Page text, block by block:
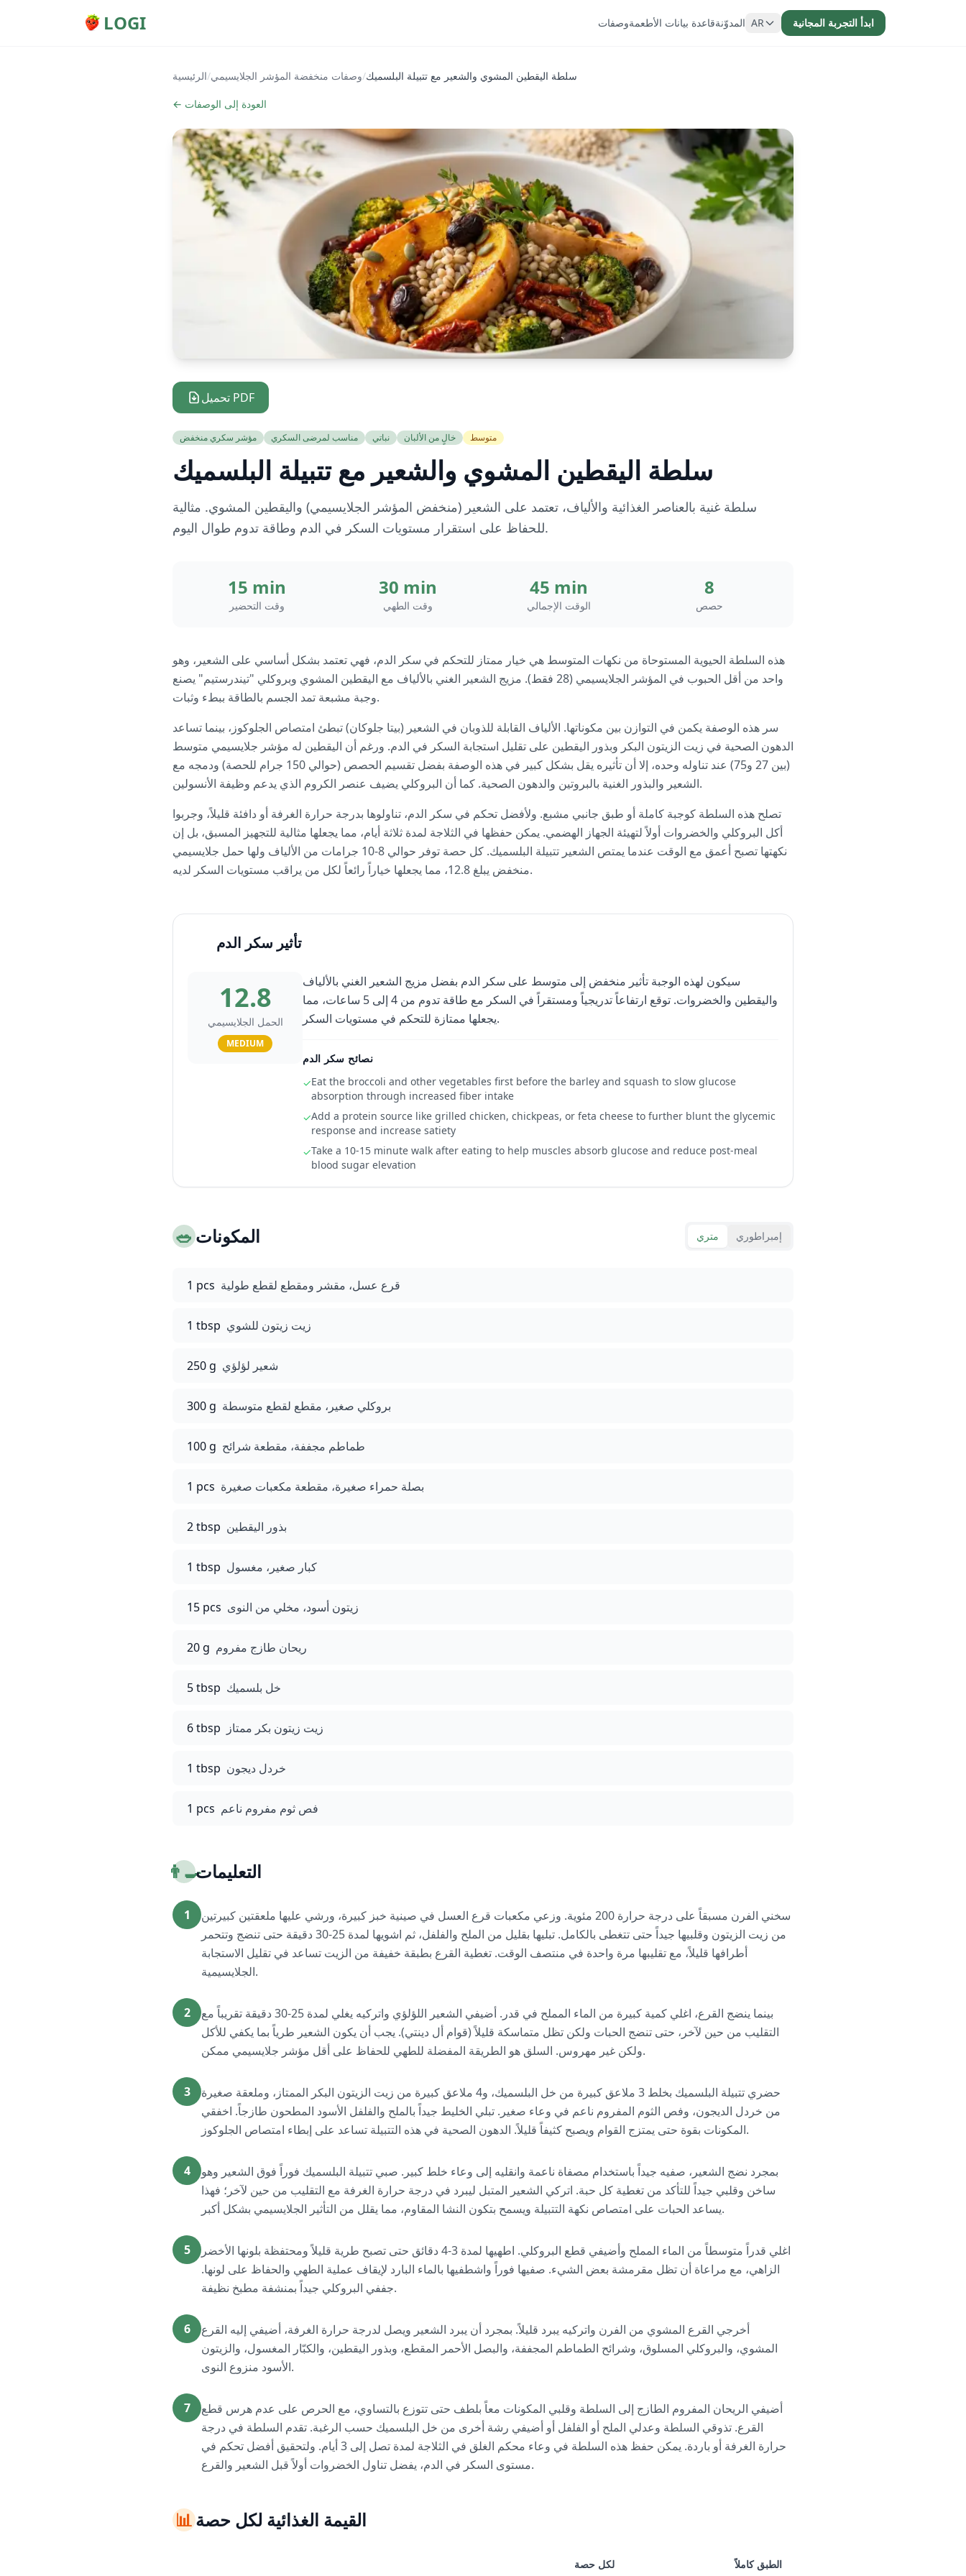
LOGI وصفاتقاعدة بيانات الأطعمةالمدوّنة AR ابدأ التجربة المجانية
الرئيسية/وصفات منخفضة المؤشر الجلايسيمي/سلطة اليقطين المشوي والشعير مع تتبيلة البلسميك
← العودة إلى الوصفات
تحميل PDF
مؤشر سكري منخفض مناسب لمرضى السكري نباتي خالٍ من الألبان متوسط
سلطة اليقطين المشوي والشعير مع تتبيلة البلسميك
سلطة غنية بالعناصر الغذائية والألياف، تعتمد على الشعير (منخفض المؤشر الجلايسيمي) واليقطين المشوي. مثالية
للحفاظ على استقرار مستويات السكر في الدم وطاقة تدوم طوال اليوم.
15 min
وقت التحضير
30 min
وقت الطهي
45 min
الوقت الإجمالي
8
حصص
هذه السلطة الحيوية المستوحاة من نكهات المتوسط هي خيار ممتاز للتحكم في سكر الدم، فهي تعتمد بشكل أساسي على الشعير، وهو
واحد من أقل الحبوب في المؤشر الجلايسيمي (28 فقط). مزيج الشعير الغني بالألياف مع اليقطين المشوي وبروكلي "تيندرستيم" يصنع
وجبة مشبعة تمد الجسم بالطاقة ببطء وثبات.
سر هذه الوصفة يكمن في التوازن بين مكوناتها. الألياف القابلة للذوبان في الشعير (بيتا جلوكان) تبطئ امتصاص الجلوكوز، بينما تساعد
الدهون الصحية في زيت الزيتون البكر وبذور اليقطين على تقليل استجابة السكر في الدم. ورغم أن اليقطين له مؤشر جلايسيمي متوسط
(بين 27 و75) عند تناوله وحده، إلا أن تأثيره يقل بشكل كبير في هذه الوصفة بفضل تقسيم الحصص (حوالي 150 جرام للحصة) ودمجه مع
الشعير والبذور الغنية بالبروتين والدهون الصحية. كما أن البروكلي يضيف عنصر الكروم الذي يدعم وظيفة الأنسولين.
تصلح هذه السلطة كوجبة كاملة أو طبق جانبي مشبع. ولأفضل تحكم في سكر الدم، تناولوها بدرجة حرارة الغرفة أو دافئة قليلاً، وجربوا
أكل البروكلي والخضروات أولاً لتهيئة الجهاز الهضمي. يمكن حفظها في الثلاجة لمدة ثلاثة أيام، مما يجعلها مثالية للتجهيز المسبق، بل إن
نكهتها تصبح أعمق مع الوقت عندما يمتص الشعير تتبيلة البلسميك. كل حصة توفر حوالي 8-10 جرامات من الألياف ولها حمل جلايسيمي
منخفض يبلغ 12.8، مما يجعلها خياراً رائعاً لكل من يراقب مستويات السكر لديه.
تأثير سكر الدم
12.8
الحمل الجلايسيمي
MEDIUM
سيكون لهذه الوجبة تأثير منخفض إلى متوسط على سكر الدم بفضل مزيج الشعير الغني بالألياف
واليقطين والخضروات. توقع ارتفاعاً تدريجياً ومستقراً في السكر مع طاقة تدوم من 4 إلى 5 ساعات، مما
يجعلها ممتازة للتحكم في مستويات السكر.
نصائح سكر الدم
✓Eat the broccoli and other vegetables first before the barley and squash to slow glucose
absorption through increased fiber intake
✓Add a protein source like grilled chicken, chickpeas, or feta cheese to further blunt the glycemic
response and increase satiety
✓Take a 10-15 minute walk after eating to help muscles absorb glucose and reduce post-meal
blood sugar elevation
🥗المكونات متري إمبراطوري
1 pcs قرع عسل، مقشر ومقطع لقطع طولية
1 tbsp زيت زيتون للشوي
250 g شعير لؤلؤي
300 g بروكلي صغير، مقطع لقطع متوسطة
100 g طماطم مجففة، مقطعة شرائح
1 pcs بصلة حمراء صغيرة، مقطعة مكعبات صغيرة
2 tbsp بذور اليقطين
1 tbsp كبار صغير، مغسول
15 pcs زيتون أسود، مخلي من النوى
20 g ريحان طازج مفروم
5 tbsp خل بلسميك
6 tbsp زيت زيتون بكر ممتاز
1 tbsp خردل ديجون
1 pcs فص ثوم مفروم ناعم
👨‍🍳التعليمات
1
سخني الفرن مسبقاً على درجة حرارة 200 مئوية. وزعي مكعبات قرع العسل في صينية خبز كبيرة، ورشي عليها ملعقتين كبيرتين
من زيت الزيتون وقلبيها جيداً حتى تتغطى بالكامل. تبليها بقليل من الملح والفلفل، ثم اشويها لمدة 25-30 دقيقة حتى تنضج وتتحمر
أطرافها قليلاً، مع تقليبها مرة واحدة في منتصف الوقت. تغطية القرع بطبقة خفيفة من الزيت تساعد في تقليل الاستجابة
الجلايسيمية.
2
بينما ينضج القرع، اغلي كمية كبيرة من الماء المملح في قدر. أضيفي الشعير اللؤلؤي واتركيه يغلي لمدة 25-30 دقيقة تقريباً مع
التقليب من حين لآخر، حتى تنضج الحبات ولكن تظل متماسكة قليلاً (قوام أل دينتي). يجب أن يكون الشعير طرياً بما يكفي للأكل
ولكن غير مهروس. السلق هو الطريقة المفضلة للطهي للحفاظ على أقل مؤشر جلايسيمي ممكن.
3
حضري تتبيلة البلسميك بخلط 3 ملاعق كبيرة من خل البلسميك، و4 ملاعق كبيرة من زيت الزيتون البكر الممتاز، وملعقة صغيرة
من خردل الديجون، وفص الثوم المفروم ناعم في وعاء صغير. تبلي الخليط جيداً بالملح والفلفل الأسود المطحون طازجاً. اخفقي
المكونات بقوة حتى يمتزج القوام ويصبح كثيفاً قليلاً. الدهون الصحية في هذه التتبيلة تساعد على إبطاء امتصاص الجلوكوز.
4
بمجرد نضج الشعير، صفيه جيداً باستخدام مصفاة ناعمة وانقليه إلى وعاء خلط كبير. صبي تتبيلة البلسميك فوراً فوق الشعير وهو
ساخن وقلبي جيداً للتأكد من تغطية كل حبة. اتركي الشعير المتبل ليبرد في درجة حرارة الغرفة مع التقليب من حين لآخر؛ فهذا
يساعد الحبات على امتصاص نكهة التتبيلة ويسمح بتكون النشا المقاوم، مما يقلل من التأثير الجلايسيمي بشكل أكبر.
5
اغلي قدراً متوسطاً من الماء المملح وأضيفي قطع البروكلي. اطهيها لمدة 3-4 دقائق حتى تصبح طرية قليلاً ومحتفظة بلونها الأخضر
الزاهي، مع مراعاة أن تظل مقرمشة بعض الشيء. صفيها فوراً واشطفيها بالماء البارد لإيقاف عملية الطهي والحفاظ على لونها.
جففي البروكلي جيداً بمنشفة مطبخ نظيفة.
6
أخرجي القرع المشوي من الفرن واتركيه يبرد قليلاً. بمجرد أن يبرد الشعير ويصل لدرجة حرارة الغرفة، أضيفي إليه القرع
المشوي، والبروكلي المسلوق، وشرائح الطماطم المجففة، والبصل الأحمر المقطع، وبذور اليقطين، والكبّار المغسول، والزيتون
الأسود منزوع النوى.
7
أضيفي الريحان المفروم الطازج إلى السلطة وقلبي المكونات معاً بلطف حتى تتوزع بالتساوي، مع الحرص على عدم هرس قطع
القرع. تذوقي السلطة وعدلي الملح أو الفلفل أو أضيفي رشة أخرى من خل البلسميك حسب الرغبة. تقدم السلطة في درجة
حرارة الغرفة أو باردة. يمكن حفظ هذه السلطة في وعاء محكم الغلق في الثلاجة لمدة تصل إلى 3 أيام. ولتحقيق أفضل تحكم في
مستوى السكر في الدم، يفضل تناول الخضروات أولاً قبل الشعير والقرع.
📊القيمة الغذائية لكل حصة
لكل حصة الطبق كاملاً